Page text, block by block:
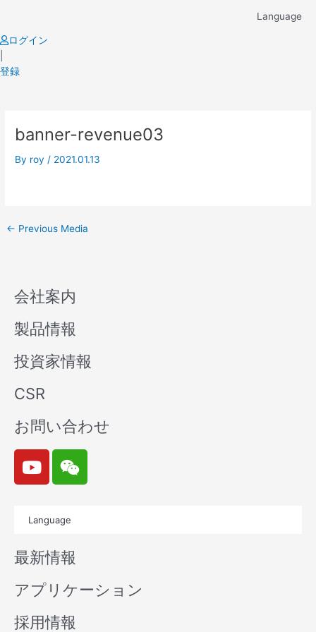
content
Language
ログイン
登録
banner-revenue03
By roy / 2021.01.13
navigation
← Previous Media
会社案内
製品情報
投資家情報
CSR
お問い合わせ
Y
o
u
b
e
W
e
i
n
Language
最新情報
アプリケーション
採用情報